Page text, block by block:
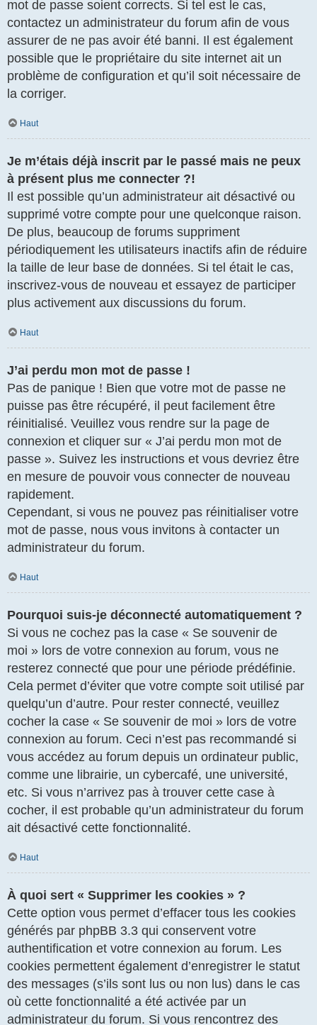
mot de passe soient corrects. Si tel est le cas,
contactez un administrateur du forum afin de vous
assurer de ne pas avoir été banni. Il est également
possible que le propriétaire du site internet ait un
problème de configuration et qu’il soit nécessaire de
la corriger.
Haut
Je m’étais déjà inscrit par le passé mais ne peux
à présent plus me connecter ?!
Il est possible qu’un administrateur ait désactivé ou
supprimé votre compte pour une quelconque raison.
De plus, beaucoup de forums suppriment
périodiquement les utilisateurs inactifs afin de réduire
la taille de leur base de données. Si tel était le cas,
inscrivez-vous de nouveau et essayez de participer
plus activement aux discussions du forum.
Haut
J’ai perdu mon mot de passe !
Pas de panique ! Bien que votre mot de passe ne
puisse pas être récupéré, il peut facilement être
réinitialisé. Veuillez vous rendre sur la page de
connexion et cliquer sur « J’ai perdu mon mot de
passe ». Suivez les instructions et vous devriez être
en mesure de pouvoir vous connecter de nouveau
rapidement.
Cependant, si vous ne pouvez pas réinitialiser votre
mot de passe, nous vous invitons à contacter un
administrateur du forum.
Haut
Pourquoi suis-je déconnecté automatiquement ?
Si vous ne cochez pas la case « Se souvenir de
moi » lors de votre connexion au forum, vous ne
resterez connecté que pour une période prédéfinie.
Cela permet d’éviter que votre compte soit utilisé par
quelqu’un d’autre. Pour rester connecté, veuillez
cocher la case « Se souvenir de moi » lors de votre
connexion au forum. Ceci n’est pas recommandé si
vous accédez au forum depuis un ordinateur public,
comme une librairie, un cybercafé, une université,
etc. Si vous n’arrivez pas à trouver cette case à
cocher, il est probable qu’un administrateur du forum
ait désactivé cette fonctionnalité.
Haut
À quoi sert « Supprimer les cookies » ?
Cette option vous permet d’effacer tous les cookies
générés par phpBB 3.3 qui conservent votre
authentification et votre connexion au forum. Les
cookies permettent également d’enregistrer le statut
des messages (s’ils sont lus ou non lus) dans le cas
où cette fonctionnalité a été activée par un
administrateur du forum. Si vous rencontrez des